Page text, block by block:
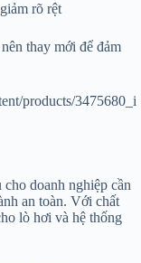
rõ rệt
thay mới để đảm
doanh nghiệp cần
an toàn. Với chất
lò hơi và hệ thống